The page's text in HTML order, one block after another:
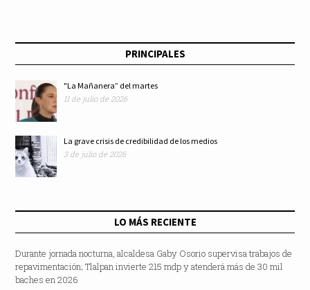
PRINCIPALES
"La Mañanera” del martes
11 de julio de 2026
La grave crisis de credibilidad de los medios
3 de julio de 2026
LO MÁS RECIENTE
Durante jornada nocturna, alcaldesa Gaby Osorio supervisa trabajos de
repavimentación; Tlalpan invierte 215 mdp y atenderá más de 30 mil
baches en 2026